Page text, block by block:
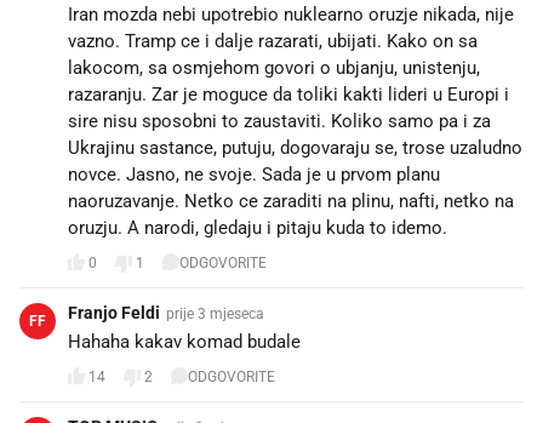
Iran mozda nebi upotrebio nuklearno oruzje nikada, nije
vazno. Tramp ce i dalje razarati, ubijati. Kako on sa
lakocom, sa osmjehom govori o ubjanju, unistenju,
razaranju. Zar je moguce da toliki kakti lideri u Europi i
sire nisu sposobni to zaustaviti. Koliko samo pa i za
Ukrajinu sastance, putuju, dogovaraju se, trose uzaludno
novce. Jasno, ne svoje. Sada je u prvom planu
naoruzavanje. Netko ce zaraditi na plinu, nafti, netko na
oruzju. A narodi, gledaju i pitaju kuda to idemo.
0 1 ODGOVORITE
FF Franjo Feldi prije 3 mjeseca
Hahaha kakav komad budale ☹️
14 2 ODGOVORITE